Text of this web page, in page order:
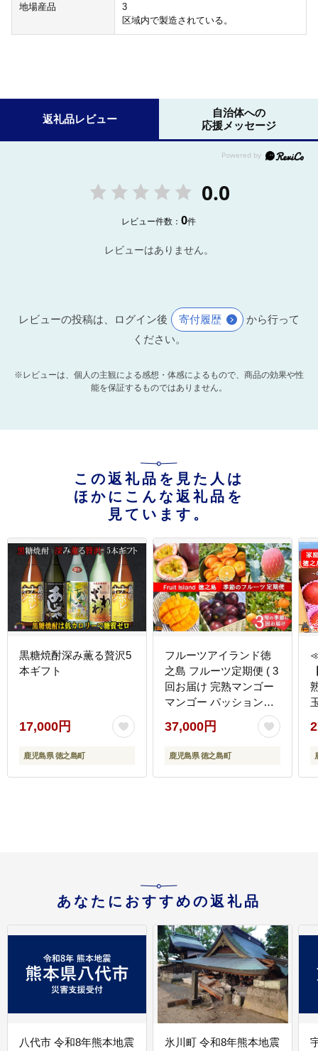
地場産品
3
区域内で製造されている。
返礼品レビュー
自治体への
応援メッセージ
0.0
レビュー件数：0件
レビューはありません。
レビューの投稿は、ログイン後 寄付履歴
から行って
ください。
※レビューは、個人の主観による感想・体感によるもので、商品の効果や性
能を保証するものではありません。
この返礼品を見た人は
ほかにこんな返礼品を
見ています。
黒糖焼酎深み薫る贅沢5
本ギフト
17,000円
鹿児島県 徳之島町
フルーツアイランド徳
之島 フルーツ定期便 ( 3
回お届け 完熟マンゴー
マンゴー パッションフ
ルーツ たんかん 柑橘 果
物 徳之島 奄美 鹿児島
定期便 世界自然遺産 旬
37,000円
鹿児島県 徳之島町
あなたにおすすめの返礼品
八代市 令和8年熊本地震
氷川町 令和8年熊本地震